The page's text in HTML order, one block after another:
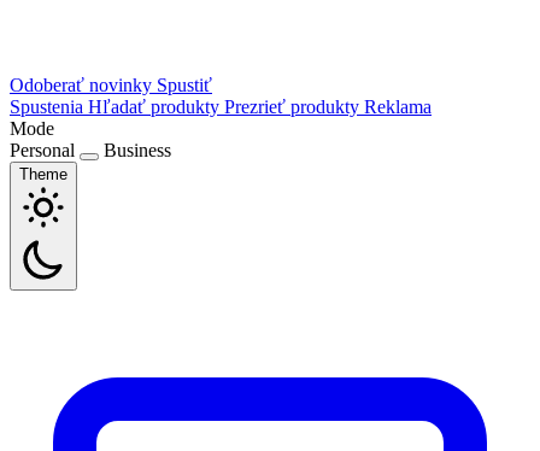
Odoberať novinky Spustiť
Spustenia Hľadať produkty Prezrieť produkty Reklama
Mode
Personal
Business
Theme